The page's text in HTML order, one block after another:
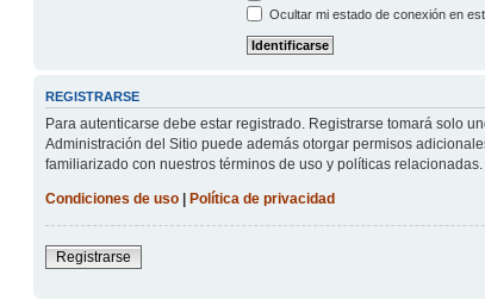
Ocultar mi estado de conexión en
REGISTRARSE
Para autenticarse debe estar registrado. Registrarse tomará solo
Administración del Sitio puede además otorgar permisos
familiarizado con nuestros términos de uso y políticas
Condiciones de uso| Política de privacidad
Registrarse